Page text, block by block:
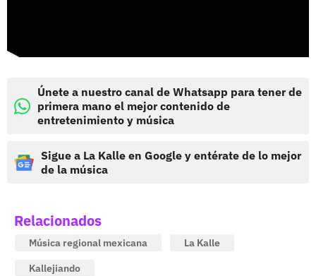
Únete a nuestro canal de Whatsapp para tener de
primera mano el mejor contenido de
entretenimiento y música
Sigue a La Kalle en Google y entérate de lo mejor
de la música
Relacionados
Música regional mexicana
La Kalle
Kallejiando